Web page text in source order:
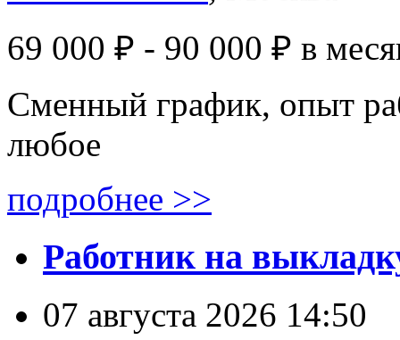
69 000 ₽ - 90 000 ₽ в
Сменный график, опыт
любое
подробнее >>
Работник на
07 августа 2026 14:50